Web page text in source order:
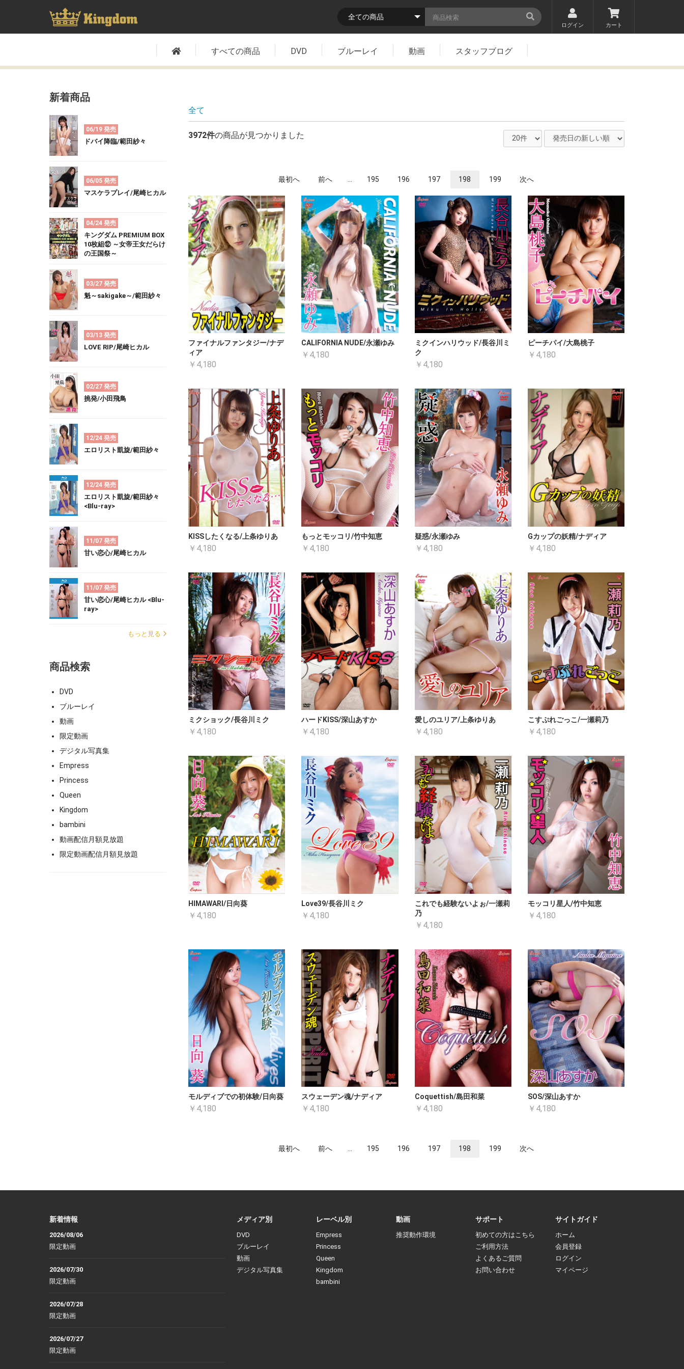
ログイン カート
すべての商品 DVD ブルーレイ 動画 スタッフブログ
新着商品
06/19 発売
ドバイ降臨/範田紗々
06/05 発売
マスケラプレイ/尾崎ヒカル
04/24 発売
キングダム PREMIUM BOX
10枚組⑫ ～女帝王女だらけ
の王国祭～
03/27 発売
魁～sakigake～/範田紗々
03/13 発売
LOVE RIP/尾崎ヒカル
02/27 発売
挑発/小田飛鳥
12/24 発売
エロリスト凱旋/範田紗々
12/24 発売
エロリスト凱旋/範田紗々
<Blu-ray>
11/07 発売
甘い恋心/尾崎ヒカル
11/07 発売
甘い恋心/尾崎ヒカル <Blu-
ray>
もっと見る
商品検索
DVD
ブルーレイ
動画
限定動画
デジタル写真集
Empress
Princess
Queen
Kingdom
bambini
動画配信月額見放題
限定動画配信月額見放題
全て
3972件の商品が見つかりました
最初へ 前へ 195 196 197 198 199 次へ
ファイナルファンタジー/ナデ
ィア
￥4,180
CALIFORNIA NUDE/永瀬ゆみ
￥4,180
ミクインハリウッド/長谷川ミ
ク
￥4,180
ピーチパイ/大島桃子
￥4,180
KISSしたくなる/上条ゆりあ
￥4,180
もっとモッコリ/竹中知恵
￥4,180
疑惑/永瀬ゆみ
￥4,180
Gカップの妖精/ナディア
￥4,180
ミクショック/長谷川ミク
￥4,180
ハードKISS/深山あすか
￥4,180
愛しのユリア/上条ゆりあ
￥4,180
こすぷれごっこ/一瀬莉乃
￥4,180
HIMAWARI/日向葵
￥4,180
Love39/長谷川ミク
￥4,180
これでも経験ないよぉ/一瀬莉
乃
￥4,180
モッコリ星人/竹中知恵
￥4,180
モルディブでの初体験/日向葵
￥4,180
スウェーデン魂/ナディア
￥4,180
Coquettish/島田和菜
￥4,180
SOS/深山あすか
￥4,180
最初へ 前へ 195 196 197 198 199 次へ
新着情報
2026/08/06
限定動画
2026/07/30
限定動画
2026/07/28
限定動画
2026/07/27
限定動画
メディア別
DVD
ブルーレイ
動画
デジタル写真集
レーベル別
Empress
Princess
Queen
Kingdom
bambini
動画
推奨動作環境
サポート
初めての方はこちら
ご利用方法
よくあるご質問
お問い合わせ
サイトガイド
ホーム
会員登録
ログイン
マイページ